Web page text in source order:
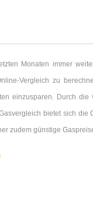
Monaten immer
Vergleich zu
einzusparen. Durch die
bietet sich die
zudem günstige